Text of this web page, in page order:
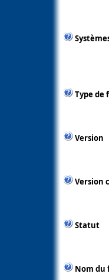
Type de
Version
Version
Statut
Nom du